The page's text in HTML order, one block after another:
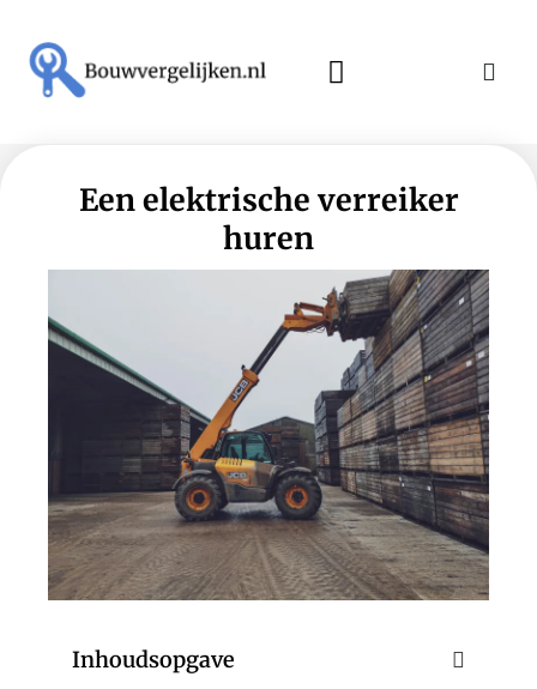
Een elektrische verreiker
huren
Inhoudsopgave